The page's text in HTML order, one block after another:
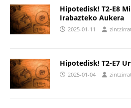
Hipotedisk! T2-E8
Irabazteko Aukera
2025-01-11
Hipotedisk! T2-E7
2025-01-04